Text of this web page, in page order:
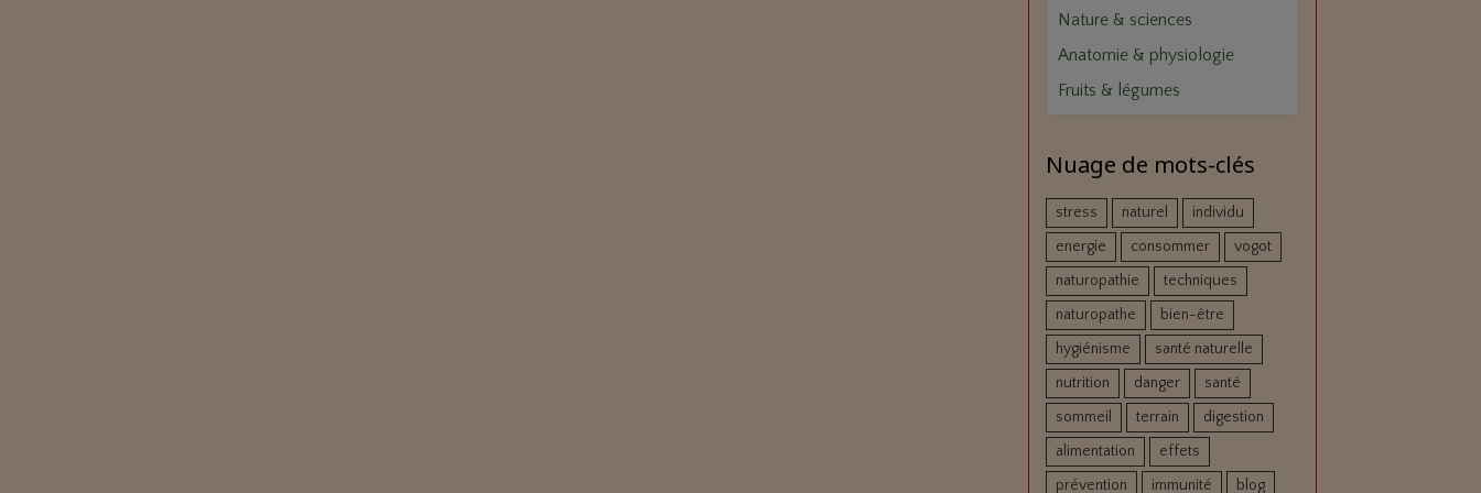
Nature & sciences
Anatomie & physiologie
Fruits & légumes
Nuage de mots-clés
stress naturel
individu
energie
consommer
vogot
naturopathie
techniques
naturopathe
bien-être
hygiénisme
santé naturelle
nutrition
danger
santé
sommeil
terrain
digestion
alimentation
effets
prévention
immunité blog